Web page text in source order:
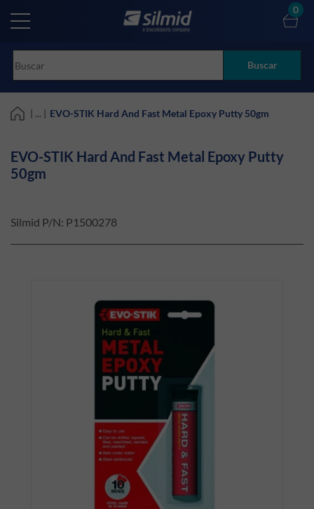
main
Buscar
0
| ... | EVO-STIK Hard And Fast Metal Epoxy Putty 50gm
EVO-STIK Hard And Fast Metal Epoxy Putty
50gm
Silmid P/N: P1500278